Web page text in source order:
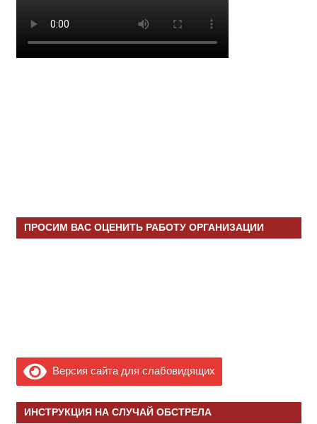
ПРОСИМ ВАС ОЦЕНИТЬ РАБОТУ ОРГАНИЗАЦИИ
Версия сайта для слабовидящих
ИНСТРУКЦИЯ НА СЛУЧАЙ ОБСТРЕЛА